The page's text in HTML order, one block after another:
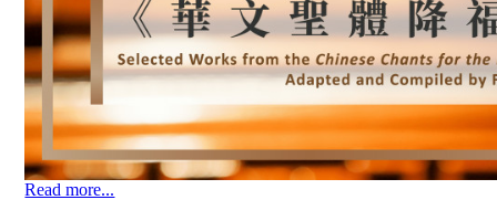
Read more...